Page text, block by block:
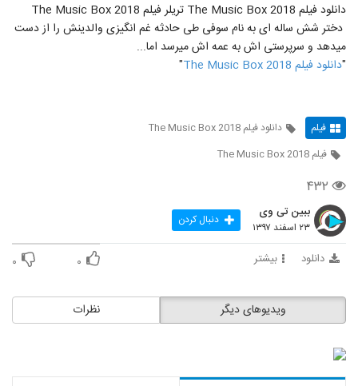
دانلود فیلم The Music Box 2018 تریلر فیلم The Music Box 2018
دختر شش ساله ای به نام سوفی طی حادثه غم انگیزی والدینش را از دست
میدهد و سرپرستی اش به عمه اش میرسد اما...
"دانلود فیلم The Music Box 2018 "
فیلم
دانلود فیلم The Music Box 2018
فیلم The Music Box 2018
۴۳۲
ببین تی وی
۲۳ اسفند ۱۳۹۷ دنبال کردن
دانلود بیشتر ۰ ۰
نظرات ویدیوهای دیگر